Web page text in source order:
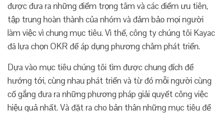
được đưa ra những điểm trọng tâm và các điểm ưu tiên,
tập trung hoàn thành của nhóm và đảm bảo mọi người
làm việc vì chung mục tiêu. Vì thế, công ty chúng tôi Kayac
đã lựa chọn OKR để áp dụng phương châm phát triển.
Dựa vào mục tiêu chúng tôi tìm được chung đích để
hướng tới, cùng nhau phát triển và từ đó mỗi người cùng
cố gắng đưa ra những phương pháp giải quyết công việc
hiệu quả nhất. Và đặt ra cho bản thân những mục tiêu để